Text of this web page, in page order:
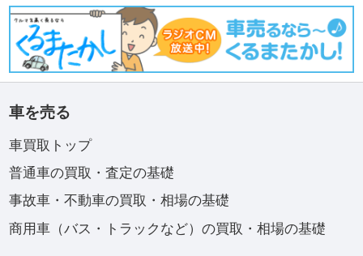
車を売る
車買取トップ
普通車の買取・査定の基礎
事故車・不動車の買取・相場の基礎
商用車（バス・トラックなど）の買取・相場の基礎